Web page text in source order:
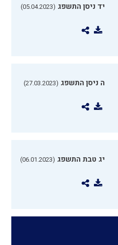
יד ניסן התשפג (05.04.2023)
ה ניסן התשפג (27.03.2023)
יג טבת התשפג (06.01.2023)